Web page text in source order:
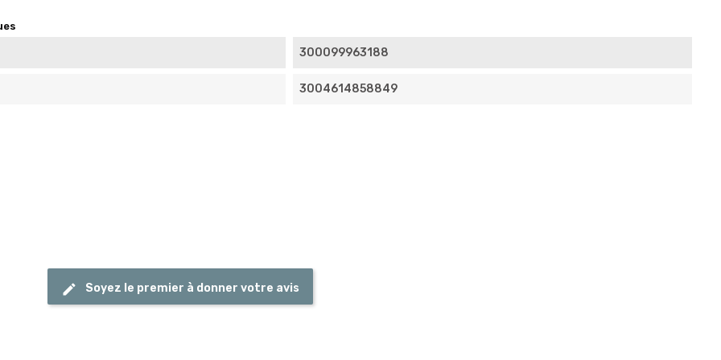
300099963188
3004614858849
Soyez le premier à donner votre avis